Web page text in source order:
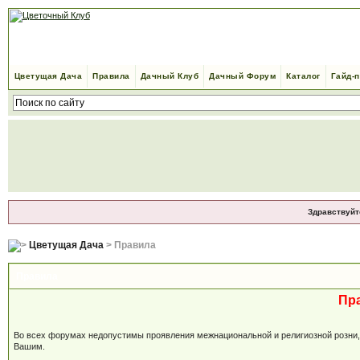
Цветущая Дача Правила Дачный Клуб Дачный Форум Каталог Гайд-
Цветущая Дача> Правила
Во всех форумах недопустимы проявления межнациональной и религиозной
Вашим.